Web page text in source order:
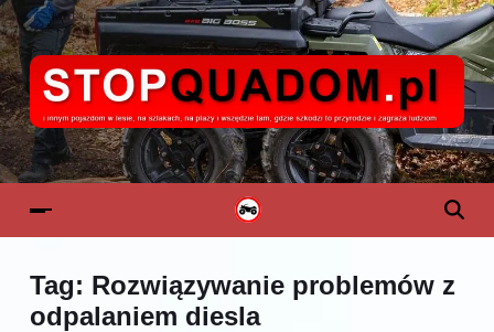
Tag: Rozwiązywanie problemów z
odpalaniem diesla